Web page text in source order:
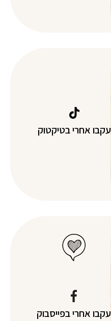
עקבו אחרי בטיקטוק
עקבו אחריבפייסבוק